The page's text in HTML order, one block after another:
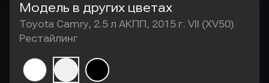
Модель в других цветах
Toyota Camry, 2.5 л АКПП, 2015 г. VII (XV50)
Рестайлинг